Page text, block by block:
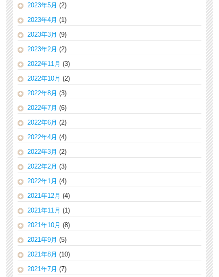
2023年5月 (2)
2023年4月 (1)
2023年3月 (9)
2023年2月 (2)
2022年11月 (3)
2022年10月 (2)
2022年8月 (3)
2022年7月 (6)
2022年6月 (2)
2022年4月 (4)
2022年3月 (2)
2022年2月 (3)
2022年1月 (4)
2021年12月 (4)
2021年11月 (1)
2021年10月 (8)
2021年9月 (5)
2021年8月 (10)
2021年7月 (7)